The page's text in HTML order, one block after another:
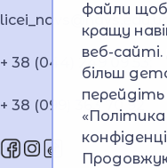
licei_navs@navs.edu.ua
+ 38 (044) 249 09 53;
+ 38 (099) 363 70 92
файли
кращу
веб-
більш
«Політика